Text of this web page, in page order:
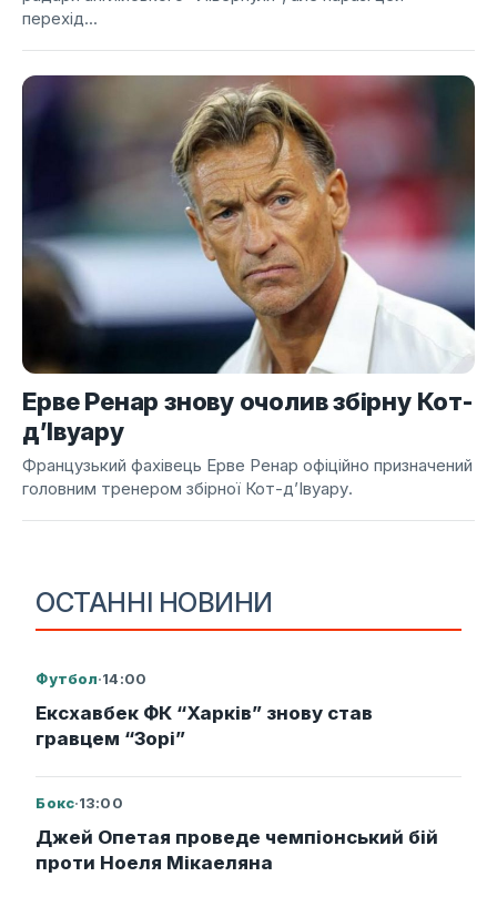
ОСТАННІ НОВИНИ
Футбол·14:00
Ексхавбек ФК “Харків” знову став
гравцем “Зорі”
Бокс·13:00
Джей Опетая проведе чемпіонський бій
проти Ноеля Мікаеляна
перехід...
Ерве Ренар знову очолив збірну Кот-
д’Івуару
Французький фахівець Ерве Ренар офіційно призначений
головним тренером збірної Кот-д’Івуару.